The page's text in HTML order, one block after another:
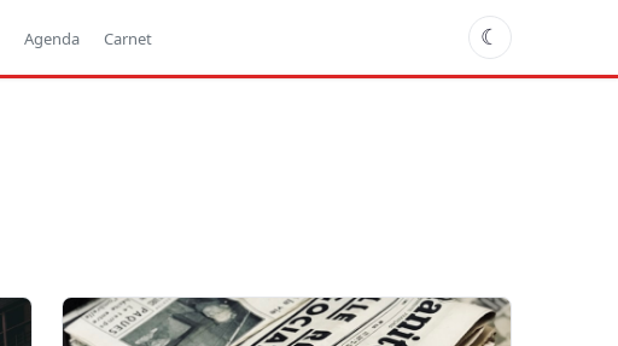
Agenda Carnet ☾